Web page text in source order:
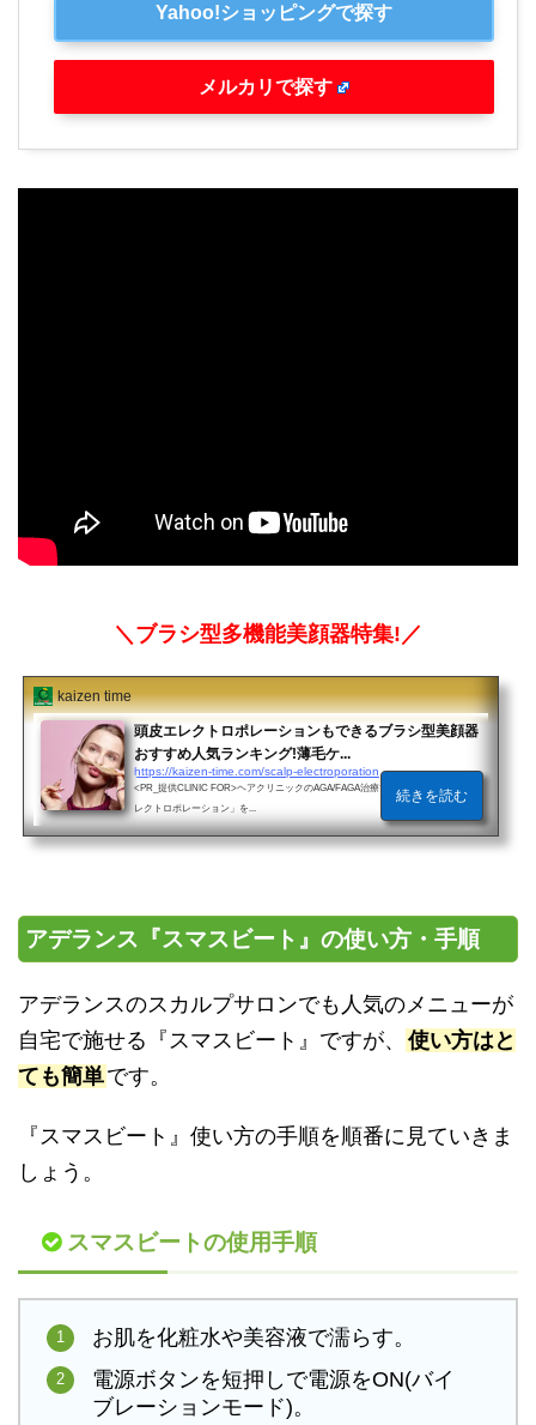
Yahoo!ショッピングで探す
メルカリで探す
＼ブラシ型多機能美顔器特集!／
kaizen time
頭皮エレクトロポレーションもできるブラシ型美顔器
おすすめ人気ランキング!薄毛ケ...
https://kaizen-time.com/scalp-electroporation
<PR_提供CLINIC FOR>ヘアクリニックのAGA/FAGA治療で用いられる「頭皮エ
レクトロポレーション」を...
続きを読む
アデランス『スマスビート』の使い方・手順
アデランスのスカルプサロンでも人気のメニューが
自宅で施せる『スマスビート』ですが、 使い方はと
ても簡単です。
『スマスビート』使い方の手順を順番に見ていきま
しょう。
スマスビートの使用手順
お肌を化粧水や美容液で濡らす。
電源ボタンを短押しで電源をON(バイ
ブレーションモード)。